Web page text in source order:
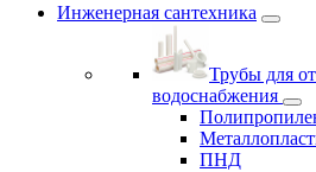
Инженерная сантехника
Трубы для
водоснабжения
ПНД